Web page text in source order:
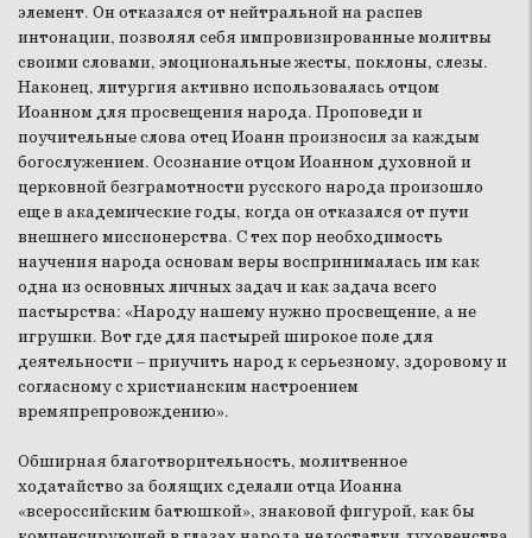
элемент. Он отказался от нейтральной на распев
интонации, позволял себя импровизированные молитвы
своими словами, эмоциональные жесты, поклоны, слезы.
Наконец, литургия активно использовалась отцом
Иоанном для просвещения народа. Проповеди и
поучительные слова отец Иоанн произносил за каждым
богослужением. Осознание отцом Иоанном духовной и
церковной безграмотности русского народа произошло
еще в академические годы, когда он отказался от пути
внешнего миссионерства. С тех пор необходимость
научения народа основам веры воспринималась им как
одна из основных личных задач и как задача всего
пастырства: «Народу нашему нужно просвещение, а не
игрушки. Вот где для пастырей широкое поле для
деятельности – приучить народ к серьезному, здоровому и
согласному с христианским настроением
времяпрепровождению».
Обширная благотворительность, молитвенное
ходатайство за болящих сделали отца Иоанна
«всероссийским батюшкой», знаковой фигурой, как бы